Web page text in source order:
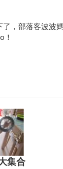
，部落客波波
！
集合